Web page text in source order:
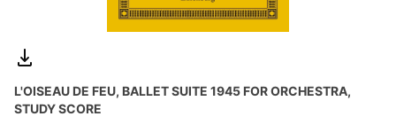
L'OISEAU DE FEU, BALLET SUITE 1945 FOR ORCHESTRA,
STUDY SCORE